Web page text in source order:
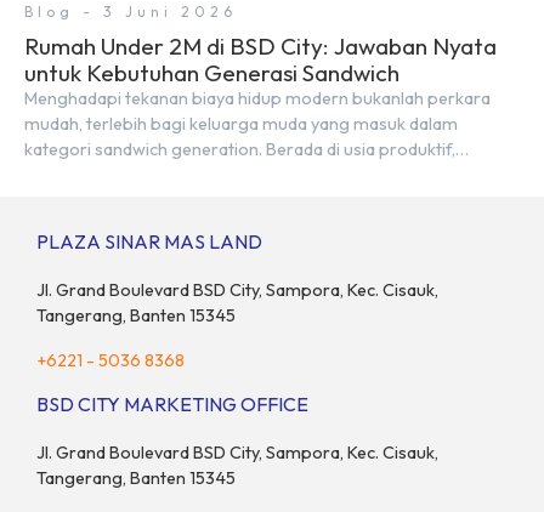
Blog - 3 Juni 2026
Rumah Under 2M di BSD City: Jawaban Nyata
untuk Kebutuhan Generasi Sandwich
Menghadapi tekanan biaya hidup modern bukanlah perkara
mudah, terlebih bagi keluarga muda yang masuk dalam
kategori sandwich generation. Berada di usia produktif,
Fenomena urban ini kian marak di kota-kota besar, termasuk di
PLAZA SINAR MAS LAND
Jl. Grand Boulevard BSD City, Sampora, Kec. Cisauk,
Tangerang, Banten 15345
+6221 - 5036 8368
BSD CITY MARKETING OFFICE
Jl. Grand Boulevard BSD City, Sampora, Kec. Cisauk,
Tangerang, Banten 15345